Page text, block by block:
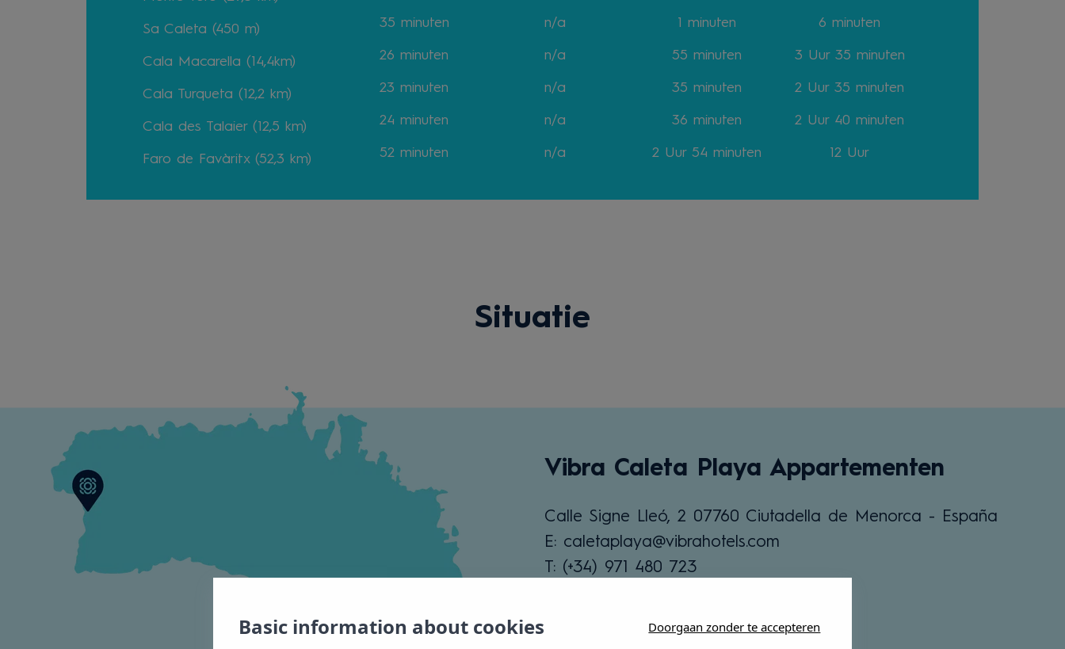
Sa Caleta (450 m) 35 minuten n/a 1 minuten 6minuten
Cala Macarella (14,4km) 26minuten n/a 55 minuten 3 Uur 35 minuten
Cala Turqueta (12,2 km) 23minuten n/a 35 minuten 2 Uur 35minuten
Cala des Talaier (12,5 km) 24minuten n/a 36 minuten 2 Uur 40minuten
Faro de Favàritx (52,3 km) 52minuten n/a 2 Uur 54 minuten 12 Uur
Situatie
Vibra Caleta Playa Appartementen
Calle Signe Lleó, 2 07760 Ciutadella de Menorca - España
E: caletaplaya@vibrahotels.com
T: (+34) 971 480 723
Basic information about cookies Doorgaan zonder te accepteren